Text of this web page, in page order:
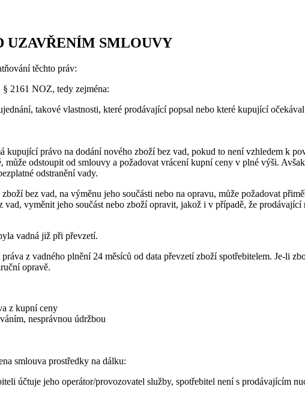
UZAVŘENÍM SMLOUVY
těchto práv:
2161 NOZ, tedy zejména:
takové vlastnosti, které prodávající popsal nebo které kupující
právo na dodání nového zboží bez vad, pokud to není vzhledem k
odstoupit od smlouvy a požadovat vrácení kupní ceny v plné výši.
odstranění vady.
bez vad, na výměnu jeho součásti nebo na opravu, může požadovat
vyměnit jeho součást nebo zboží opravit, jakož i v případě, že
vadná již při převzetí.
z vadného plnění 24 měsíců od data převzetí zboží spotřebitelem. Je-li
opravě.
z kupní ceny
nesprávnou údržbou
smlouva prostředky na dálku:
účtuje jeho operátor/provozovatel služby, spotřebitel není s prodávajícím